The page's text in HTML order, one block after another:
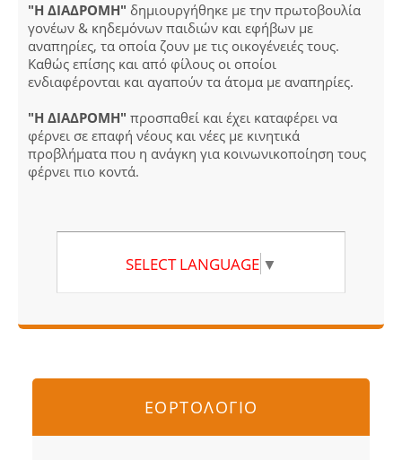
"Η ΔΙΑΔΡΟΜΗ" δημιουργήθηκε με την πρωτοβουλία
γονέων & κηδεμόνων παιδιών και εφήβων με
αναπηρίες, τα οποία ζουν με τις οικογένειές τους.
Καθώς επίσης και από φίλους οι οποίοι
ενδιαφέρονται και αγαπούν τα άτομα με αναπηρίες.
"Η ΔΙΑΔΡΟΜΗ" προσπαθεί και έχει καταφέρει να
φέρνει σε επαφή νέους και νέες με κινητικά
προβλήματα που η ανάγκη για κοινωνικοποίηση τους
φέρνει πιο κοντά.
SELECT LANGUAGE ▼
ΕΟΡΤΟΛΟΓΙΟ